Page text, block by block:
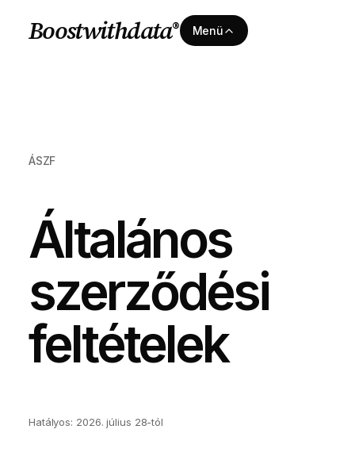
Boostwithdata® Menü
ÁSZF
Általános
szerződési
feltételek
Hatályos: 2026. július 28-tól